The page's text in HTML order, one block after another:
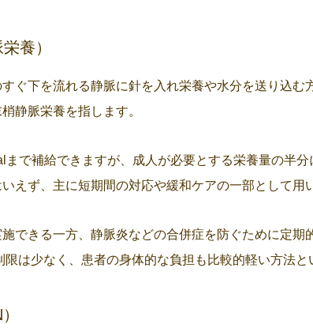
養）
ぐ下を流れる静脈に針を入れ栄養や水分を送り込
静脈栄養を指します。
で補給できますが、成人が必要とする栄養量の半
えず、主に短期間の対応や緩和ケアの一部として用
できる一方、静脈炎などの合併症を防ぐために定期
は少なく、患者の身体的な負担も比較的軽い方法と